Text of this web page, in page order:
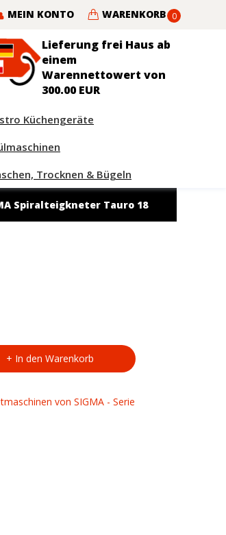
MEIN KONTO 0
WARENKORB
Lieferung frei Haus ab
einem
Warennettowert von
300.00 EUR
Küchengeräte
Trocknen & Bügeln
Spiralteigkneter Tauro 18
In den Warenkorb
von SIGMA - Serie